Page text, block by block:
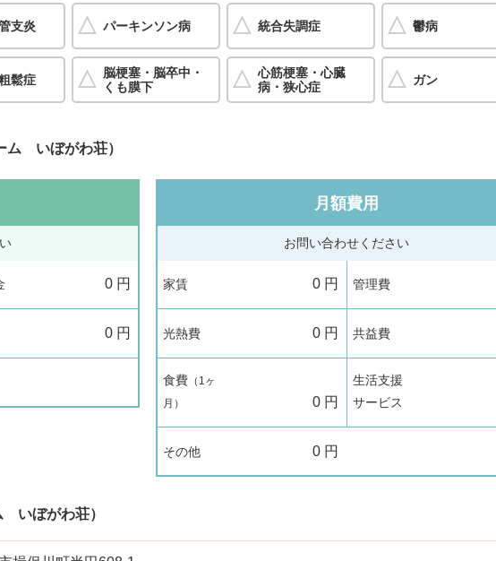
支炎 パーキンソン病 統合失調症 鬱病
鬆症
脳梗塞・脳卒中・
くも膜下
心筋梗塞・心臓
病・狭心症
ガン
ム いぼがわ荘）
0 円
0 円
月額費用
お問い合わせください
家賃 0 円 管理費
光熱費 0 円 共益費
食費（1ヶ
月） 0 円
生活支援
サービス
その他 0 円
いぼがわ荘）